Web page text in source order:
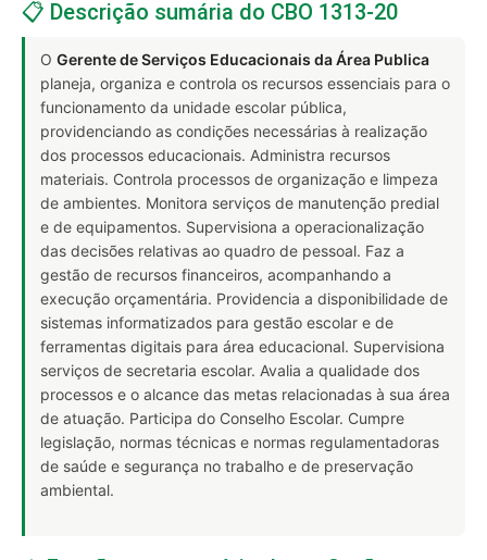
📋 Descrição sumária do CBO 1313-20
O Gerente de Serviços Educacionais da Área Publica
planeja, organiza e controla os recursos essenciais para o
funcionamento da unidade escolar pública,
providenciando as condições necessárias à realização
dos processos educacionais. Administra recursos
materiais. Controla processos de organização e limpeza
de ambientes. Monitora serviços de manutenção predial
e de equipamentos. Supervisiona a operacionalização
das decisões relativas ao quadro de pessoal. Faz a
gestão de recursos financeiros, acompanhando a
execução orçamentária. Providencia a disponibilidade de
sistemas informatizados para gestão escolar e de
ferramentas digitais para área educacional. Supervisiona
serviços de secretaria escolar. Avalia a qualidade dos
processos e o alcance das metas relacionadas à sua área
de atuação. Participa do Conselho Escolar. Cumpre
legislação, normas técnicas e normas regulamentadoras
de saúde e segurança no trabalho e de preservação
ambiental.